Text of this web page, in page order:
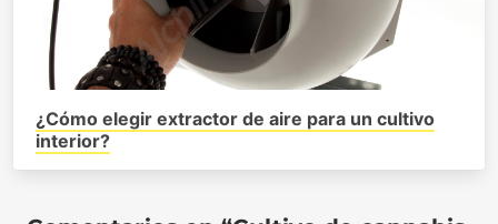
¿Cómo elegir extractor de aire para un cultivo
interior?